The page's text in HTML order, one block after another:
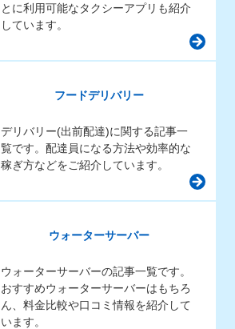
とに利用可能なタクシーアプリも紹介
しています。
フードデリバリー
デリバリー(出前配達)に関する記事一
覧です。配達員になる方法や効率的な
稼ぎ方などをご紹介しています。
ウォーターサーバー
ウォーターサーバーの記事一覧です。
おすすめウォーターサーバーはもちろ
ん、料金比較や口コミ情報を紹介して
います。